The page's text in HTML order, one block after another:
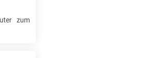
zum